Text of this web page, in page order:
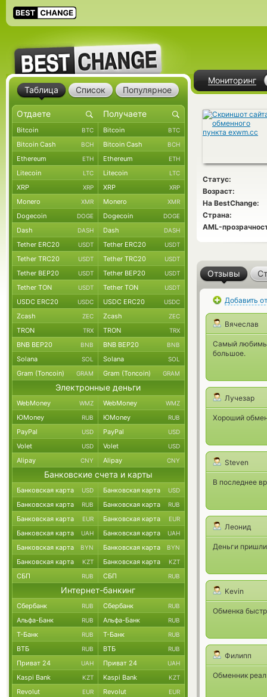
Мониторинг
Статус:
Возраст:
На BestChange:
Страна:
AML-
Отзывы
Добавить
Вячеслав
Самый
большое.
Лучезар
Хороший
Steven
В последнее
Леонид
Деньги
Kevin
Обменка
Филипп
Обменник
Таблица Список Популярное
Bitcoin BTC Bitcoin BTC
Bitcoin Cash BCH Bitcoin Cash BCH
Ethereum ETH Ethereum ETH
Litecoin LTC Litecoin LTC
XRP XRP XRP XRP
Monero XMR Monero XMR
Dogecoin DOGE Dogecoin DOGE
Dash DASH Dash DASH
Tether ERC20 USDT Tether ERC20 USDT
Tether TRC20 USDT Tether TRC20 USDT
Tether BEP20 USDT Tether BEP20 USDT
Tether TON USDT Tether TON USDT
USDC ERC20 USDC USDC ERC20 USDC
Zcash ZEC Zcash ZEC
TRON TRX TRON TRX
BNB BEP20 BNB BNB BEP20 BNB
Solana SOL Solana SOL
Gram (Toncoin) GRAM Gram (Toncoin) GRAM
Электронные деньги
WebMoney WMZ WebMoney WMZ
ЮMoney RUB ЮMoney RUB
PayPal USD PayPal USD
Volet USD Volet USD
Alipay CNY Alipay CNY
Банковские счета и карты
Банковская карта USD Банковская карта USD
Банковская карта RUB Банковская карта RUB
Банковская карта EUR Банковская карта EUR
Банковская карта UAH Банковская карта UAH
Банковская карта BYN Банковская карта BYN
Банковская карта KZT Банковская карта KZT
СБП RUB СБП RUB
Интернет-банкинг
Сбербанк RUB Сбербанк RUB
Альфа-Банк RUB Альфа-Банк RUB
Т-Банк RUB Т-Банк RUB
ВТБ RUB ВТБ RUB
Приват 24 UAH Приват 24 UAH
Kaspi Bank KZT Kaspi Bank KZT
Revolut EUR Revolut EUR